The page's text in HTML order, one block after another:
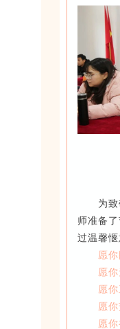
为
师准备
过温馨
愿
愿
愿
愿
愿